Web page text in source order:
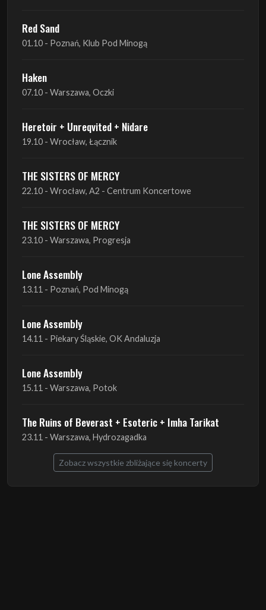
Red Sand
01.10 - Poznań, Klub Pod Minogą
Haken
07.10 - Warszawa, Oczki
Heretoir + Unreqvited + Nidare
19.10 - Wrocław, Łącznik
THE SISTERS OF MERCY
22.10 - Wrocław, A2 - Centrum Koncertowe
THE SISTERS OF MERCY
23.10 - Warszawa, Progresja
Lone Assembly
13.11 - Poznań, Pod Minogą
Lone Assembly
14.11 - Piekary Śląskie, OK Andaluzja
Lone Assembly
15.11 - Warszawa, Potok
The Ruins of Beverast + Esoteric + Imha Tarikat
23.11 - Warszawa, Hydrozagadka
Zobacz wszystkie zbliżające się koncerty